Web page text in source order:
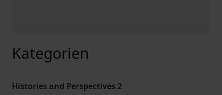
Kategorien
Histories and Perspectives 2